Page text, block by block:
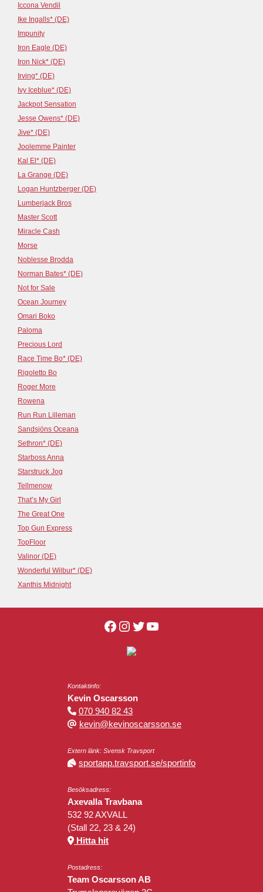
Iccona Vendil
Ike Ingalls* (DE)
Impunity
Iron Eagle (DE)
Iron Nick* (DE)
Irving* (DE)
Ivy Iceblue* (DE)
Jackpot Sensation
Jesse Owens* (DE)
Jive* (DE)
Joolemme Painter
Kal El* (DE)
La Grange (DE)
Logan Huntzberger (DE)
Lumberjack Bros
Master Scott
Miracle Cash
Morse
Noblesse Brodda
Norman Bates* (DE)
Not for Sale
Ocean Journey
Omari Boko
Paloma
Precious Lord
Race Time Bo* (DE)
Rigoletto Bo
Roger More
Rowena
Run Run Lilleman
Sandsjöns Oceana
Sethron* (DE)
Starboss Anna
Starstruck Jog
Tellmenow
That’s My Girl
The Great One
Top Gun Express
TopFloor
Valinor (DE)
Wonderful Wilbur* (DE)
Xanthis Midnight
Kontaktinfo:
Kevin Oscarsson
070 940 82 43
kevin@kevinoscarsson.se
Extern länk: Svensk Travsport
sportapp.travsport.se/sportinfo
Besöksadress:
Axevalla Travbana
532 92 AXVALL
(Stall 22, 23 & 24)
Hitta hit
Postadress:
Team Oscarsson AB